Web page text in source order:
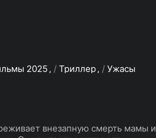
2025 / Триллер / Ужасы
внезапную смерть мамы и